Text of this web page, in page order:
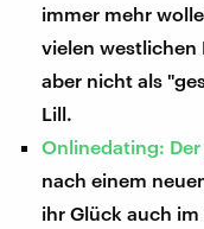
immer mehr
vielen westlichen
aber nicht als
Lill.
Onlinedating:
nach einem
ihr Glück auch im